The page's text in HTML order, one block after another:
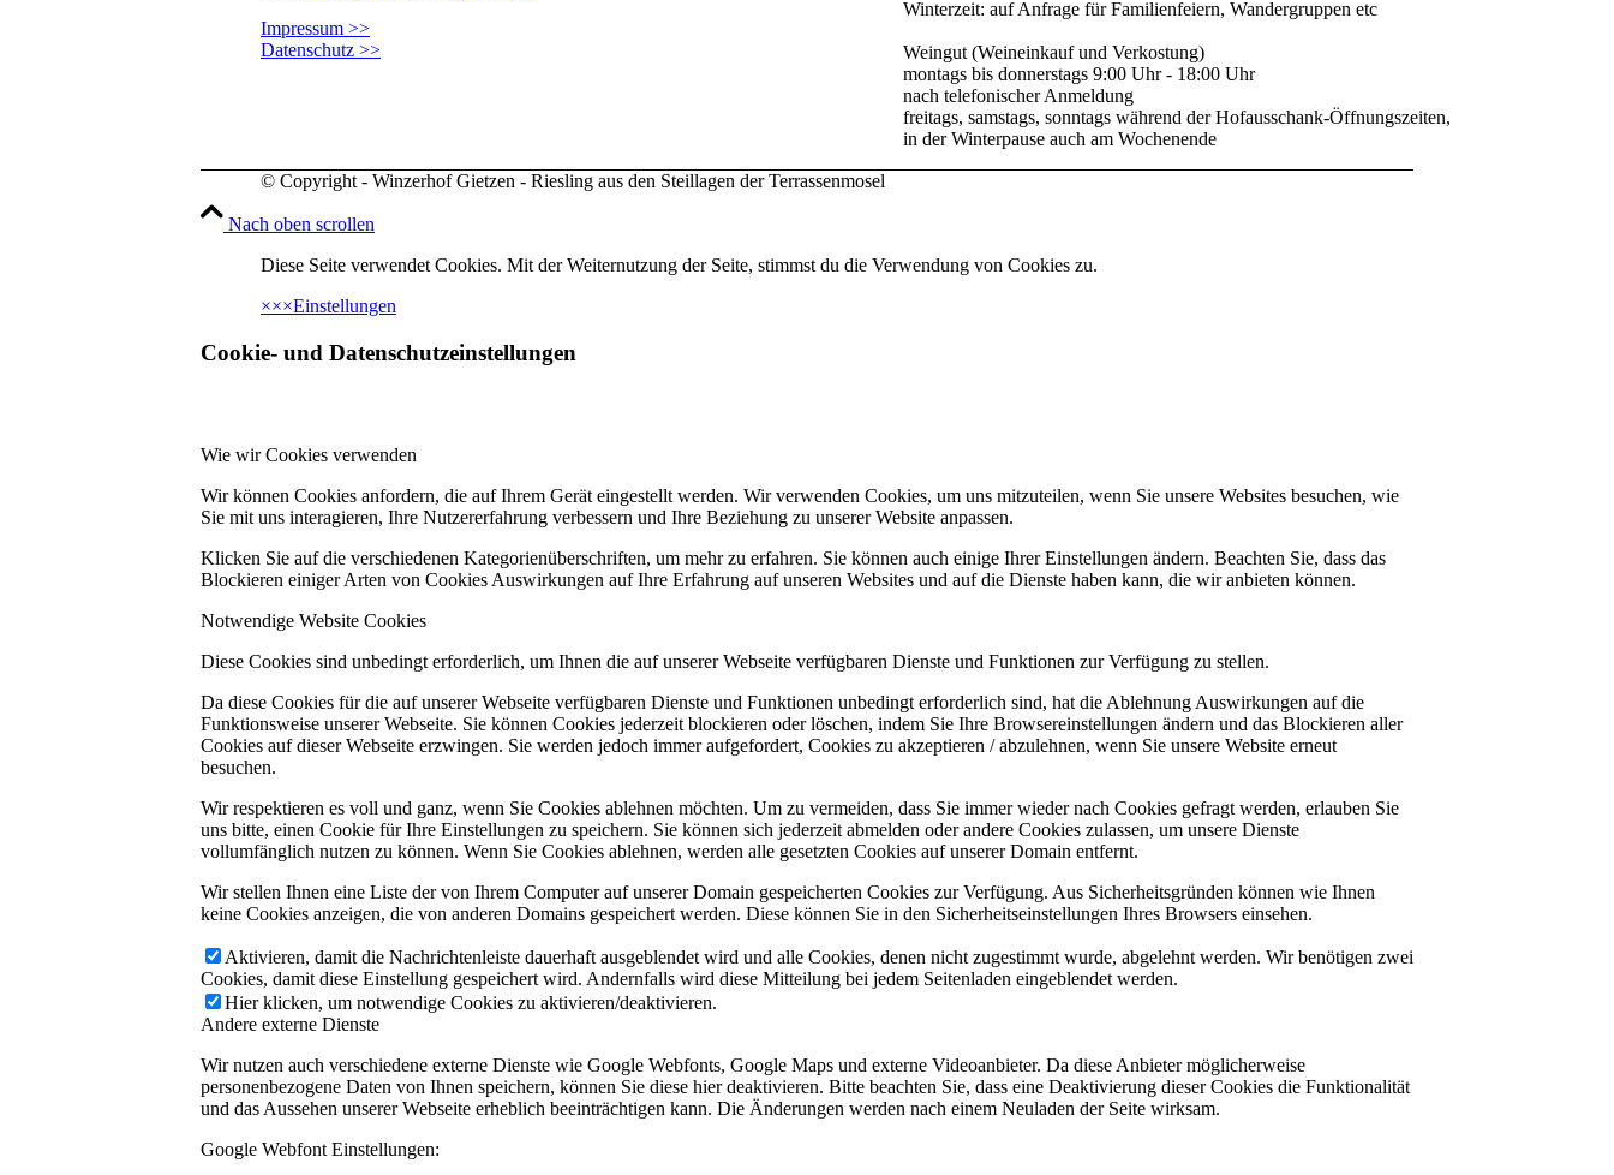
Impressum >>
Datenschutz >>
Winterzeit: auf Anfrage für Familienfeiern, Wandergruppen etc
Weingut (Weineinkauf und Verkostung)
montags bis donnerstags 9:00 Uhr - 18:00 Uhr
nach telefonischer Anmeldung
freitags, samstags, sonntags während der Hofausschank-Öffnungszeiten,
in der Winterpause auch am Wochenende
© Copyright - Winzerhof Gietzen - Riesling aus den Steillagen der Terrassenmosel
Nach oben scrollen
Diese Seite verwendet Cookies. Mit der Weiternutzung der Seite, stimmst du die Verwendung von Cookies zu.
×××Einstellungen
Cookie- und Datenschutzeinstellungen
Wie wir Cookies verwenden
Wir können Cookies anfordern, die auf Ihrem Gerät eingestellt werden. Wir verwenden Cookies, um uns mitzuteilen, wenn Sie unsere Websites besuchen, wie
Sie mit uns interagieren, Ihre Nutzererfahrung verbessern und Ihre Beziehung zu unserer Website anpassen.
Klicken Sie auf die verschiedenen Kategorienüberschriften, um mehr zu erfahren. Sie können auch einige Ihrer Einstellungen ändern. Beachten Sie, dass das
Blockieren einiger Arten von Cookies Auswirkungen auf Ihre Erfahrung auf unseren Websites und auf die Dienste haben kann, die wir anbieten können.
Notwendige Website Cookies
Diese Cookies sind unbedingt erforderlich, um Ihnen die auf unserer Webseite verfügbaren Dienste und Funktionen zur Verfügung zu stellen.
Da diese Cookies für die auf unserer Webseite verfügbaren Dienste und Funktionen unbedingt erforderlich sind, hat die Ablehnung Auswirkungen auf die
Funktionsweise unserer Webseite. Sie können Cookies jederzeit blockieren oder löschen, indem Sie Ihre Browsereinstellungen ändern und das Blockieren aller
Cookies auf dieser Webseite erzwingen. Sie werden jedoch immer aufgefordert, Cookies zu akzeptieren / abzulehnen, wenn Sie unsere Website erneut
besuchen.
Wir respektieren es voll und ganz, wenn Sie Cookies ablehnen möchten. Um zu vermeiden, dass Sie immer wieder nach Cookies gefragt werden, erlauben Sie
uns bitte, einen Cookie für Ihre Einstellungen zu speichern. Sie können sich jederzeit abmelden oder andere Cookies zulassen, um unsere Dienste
vollumfänglich nutzen zu können. Wenn Sie Cookies ablehnen, werden alle gesetzten Cookies auf unserer Domain entfernt.
Wir stellen Ihnen eine Liste der von Ihrem Computer auf unserer Domain gespeicherten Cookies zur Verfügung. Aus Sicherheitsgründen können wie Ihnen
keine Cookies anzeigen, die von anderen Domains gespeichert werden. Diese können Sie in den Sicherheitseinstellungen Ihres Browsers einsehen.
Aktivieren, damit die Nachrichtenleiste dauerhaft ausgeblendet wird und alle Cookies, denen nicht zugestimmt wurde, abgelehnt werden. Wir benötigen zwei
Cookies, damit diese Einstellung gespeichert wird. Andernfalls wird diese Mitteilung bei jedem Seitenladen eingeblendet werden.
Hier klicken, um notwendige Cookies zu aktivieren/deaktivieren.
Andere externe Dienste
Wir nutzen auch verschiedene externe Dienste wie Google Webfonts, Google Maps und externe Videoanbieter. Da diese Anbieter möglicherweise
personenbezogene Daten von Ihnen speichern, können Sie diese hier deaktivieren. Bitte beachten Sie, dass eine Deaktivierung dieser Cookies die Funktionalität
und das Aussehen unserer Webseite erheblich beeinträchtigen kann. Die Änderungen werden nach einem Neuladen der Seite wirksam.
Google Webfont Einstellungen: